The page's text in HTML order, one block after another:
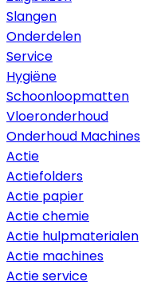
Slangen
Onderdelen
Service
Hygiëne
Schoonloopmatten
Vloeronderhoud
Onderhoud Machines
Actie
Actiefolders
Actie papier
Actie chemie
Actie hulpmaterialen
Actie machines
Actie service